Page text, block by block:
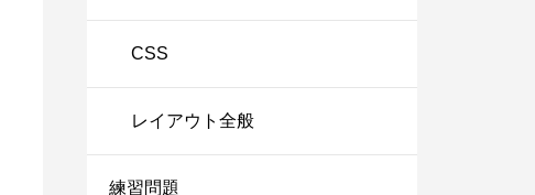
CSS
レイアウト全般
練習問題